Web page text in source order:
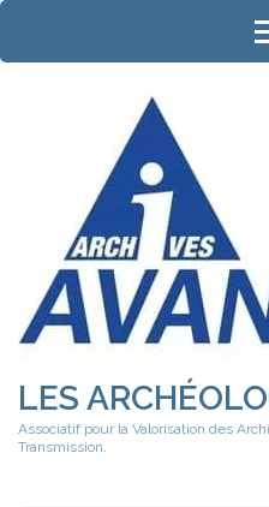
Aller
contenu
LES
Associatif pour la Valorisation des
Transmission.